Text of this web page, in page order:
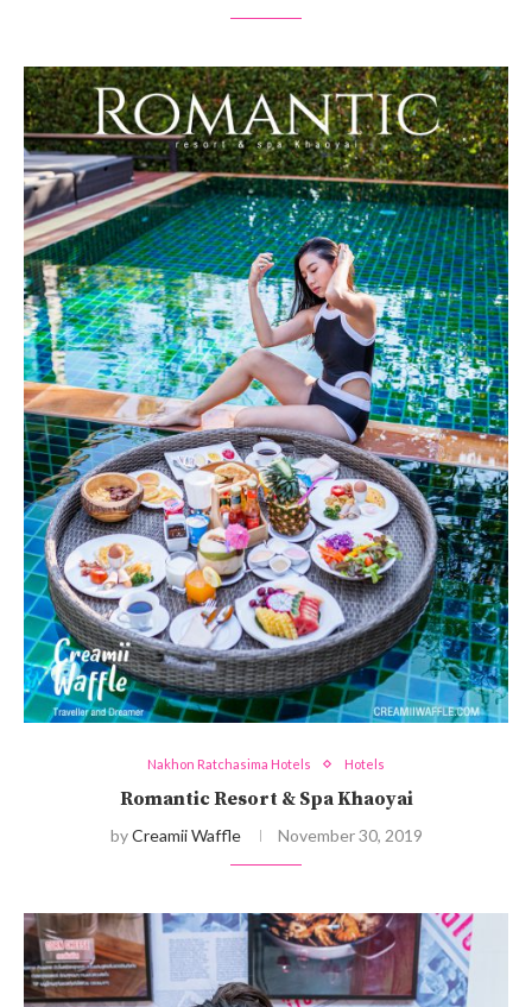
Nakhon Ratchasima Hotels Hotels
Romantic Resort & Spa Khaoyai
byCreamii Waffle November 30, 2019